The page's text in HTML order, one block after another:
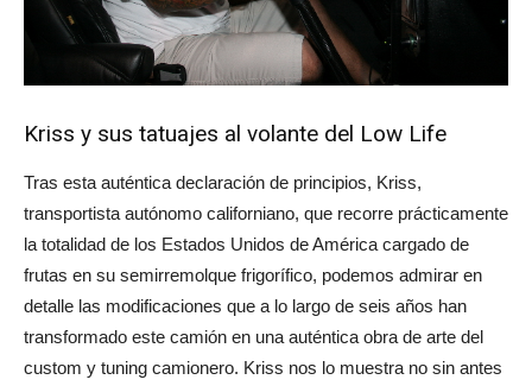
Kriss y sus tatuajes al volante del Low Life
Tras esta auténtica declaración de principios, Kriss,
transportista autónomo californiano, que recorre prácticamente
la totalidad de los Estados Unidos de América cargado de
frutas en su semirremolque frigorífico, podemos admirar en
detalle las modificaciones que a lo largo de seis años han
transformado este camión en una auténtica obra de arte del
custom y tuning camionero. Kriss nos lo muestra no sin antes